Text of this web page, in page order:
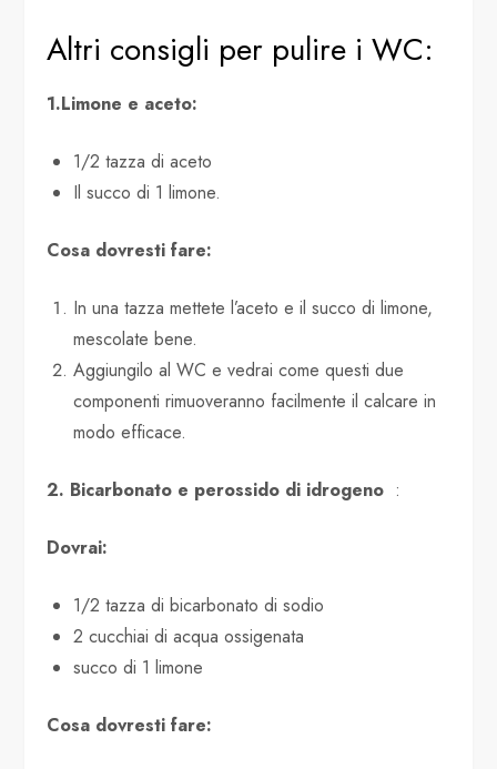
Altri consigli per pulire i WC:
1.Limone e aceto:
1/2 tazza di aceto
Il succo di 1 limone.
Cosa dovresti fare:
In una tazza mettete l’aceto e il succo di limone,
mescolate bene.
Aggiungilo al WC e vedrai come questi due
componenti rimuoveranno facilmente il calcare in
modo efficace.
2. Bicarbonato e perossido di idrogeno :
Dovrai:
1/2 tazza di bicarbonato di sodio
2 cucchiai di acqua ossigenata
succo di 1 limone
Cosa dovresti fare: